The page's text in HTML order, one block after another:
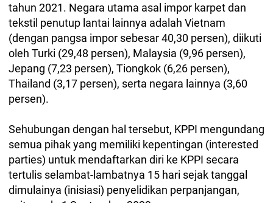
tahun 2021. Negara utama asal impor karpet dan
tekstil penutup lantai lainnya adalah Vietnam
(dengan pangsa impor sebesar 40,30 persen), diikuti
oleh Turki (29,48 persen), Malaysia (9,96 persen),
Jepang (7,23 persen), Tiongkok (6,26 persen),
Thailand (3,17 persen), serta negara lainnya (3,60
persen).
Sehubungan dengan hal tersebut, KPPI mengundang
semua pihak yang memiliki kepentingan (interested
parties) untuk mendaftarkan diri ke KPPI secara
tertulis selambat-lambatnya 15 hari sejak tanggal
dimulainya (inisiasi) penyelidikan perpanjangan,